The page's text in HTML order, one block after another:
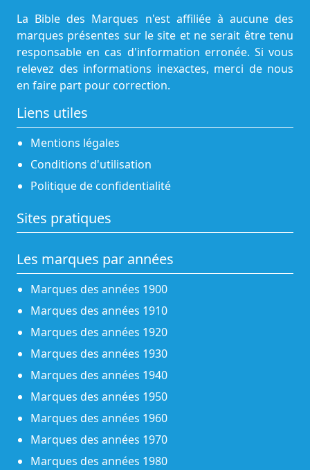
La Bible des Marques n'est affiliée à aucune des
marques présentes sur le site et ne serait être tenu
responsable en cas d'information erronée. Si vous
relevez des informations inexactes, merci de nous
en faire part pour correction.
Liens utiles
Mentions légales
Conditions d'utilisation
Politique de confidentialité
Sites pratiques
Les marques par années
Marques des années 1900
Marques des années 1910
Marques des années 1920
Marques des années 1930
Marques des années 1940
Marques des années 1950
Marques des années 1960
Marques des années 1970
Marques des années 1980